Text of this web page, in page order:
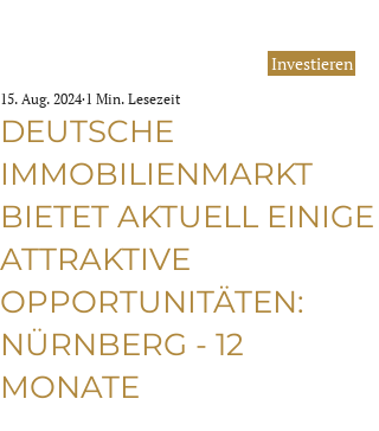
Investieren
DEUTSCHE
IMMOBILIENMARKT
BIETET AKTUELL EINIGE
ATTRAKTIVE
OPPORTUNITÄTEN:
NÜRNBERG - 12
MONATE
15. Aug. 2024 1 Min. Lesezeit